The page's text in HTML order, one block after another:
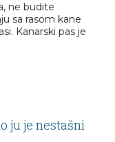
ne budite
sa rasom kane
Kanarski pas je
ju je nestašni